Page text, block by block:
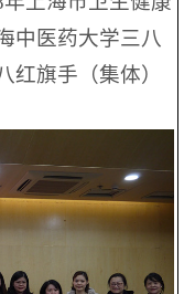
中医药大学三八
红旗手（集体）